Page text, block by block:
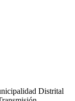
Distrital